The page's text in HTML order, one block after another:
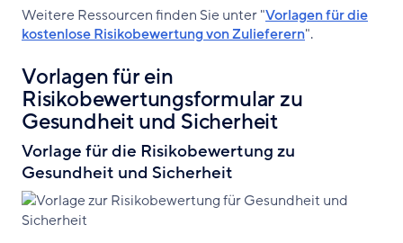
Weitere Ressourcen finden Sie unter "Vorlagen für die
kostenlose Risikobewertung von Zulieferern".
Vorlagen für ein
Risikobewertungsformular zu
Gesundheit und Sicherheit
Vorlage für die Risikobewertung zu
Gesundheit und Sicherheit